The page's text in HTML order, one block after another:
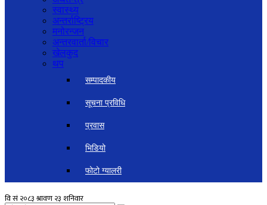
स्वास्थ्य
अन्तर्राष्ट्रिय
मनोरन्जन
अन्तरवार्ता/विचार
खेलकुद
थप
सम्पादकीय
सूचना प्रविधि
प्रवास
भिडियो
फोटो ग्यालरी